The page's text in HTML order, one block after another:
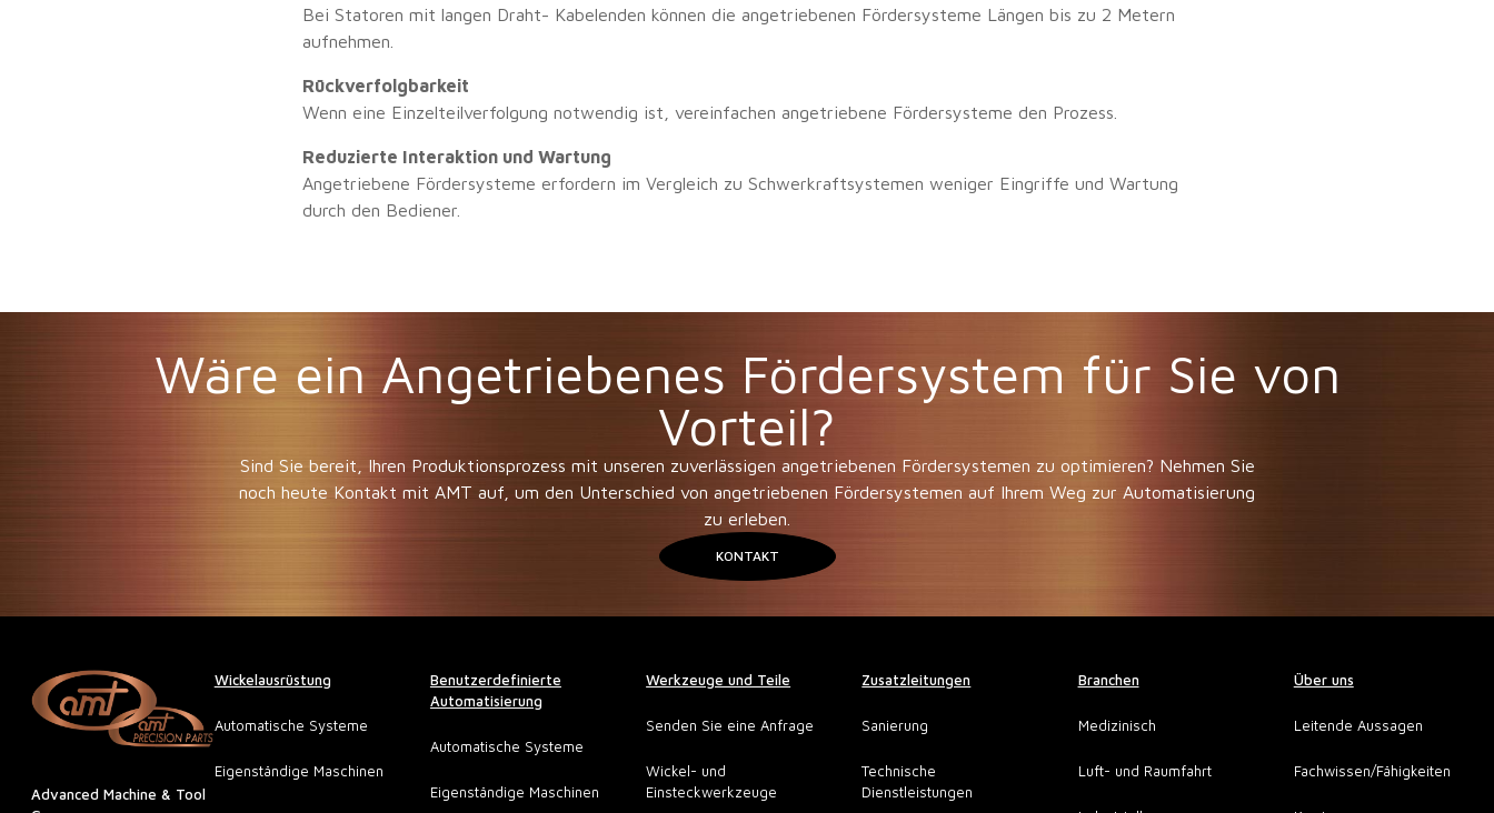
Bei Statoren mit langen Draht- Kabelenden können die angetriebenen Fördersysteme Längen bis zu 2 Metern
aufnehmen.
Rückverfolgbarkeit
Wenn eine Einzelteilverfolgung notwendig ist, vereinfachen angetriebene Fördersysteme den Prozess.
Reduzierte Interaktion und Wartung
Angetriebene Fördersysteme erfordern im Vergleich zu Schwerkraftsystemen weniger Eingriffe und Wartung
durch den Bediener.
Wäre ein Angetriebenes Fördersystem für Sie von
Vorteil?
Sind Sie bereit, Ihren Produktionsprozess mit unseren zuverlässigen angetriebenen Fördersystemen zu optimieren? Nehmen Sie
noch heute Kontakt mit AMT auf, um den Unterschied von angetriebenen Fördersystemen auf Ihrem Weg zur Automatisierung
zu erleben.
KONTAKT
Advanced Machine & Tool
Wickelausrüstung
Automatische Systeme
Eigenständige Maschinen
Benutzerdefinierte
Automatisierung
Automatische Systeme
Eigenständige Maschinen
Werkzeuge und Teile
Senden Sie eine Anfrage
Wickel- und
Einsteckwerkzeuge
Zusatzleitungen
Sanierung
Technische
Dienstleistungen
Branchen
Medizinisch
Luft- und Raumfahrt
Über uns
Leitende Aussagen
Fachwissen/Fähigkeiten